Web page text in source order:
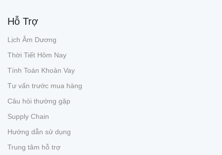
Hỗ Trợ
Lịch Âm Dương
Thời Tiết Hôm Nay
Tính Toán Khoản Vay
Tư vấn trước mua hàng
Câu hỏi thường gặp
Supply Chain
Hướng dẫn sử dụng
Trung tâm hỗ trợ